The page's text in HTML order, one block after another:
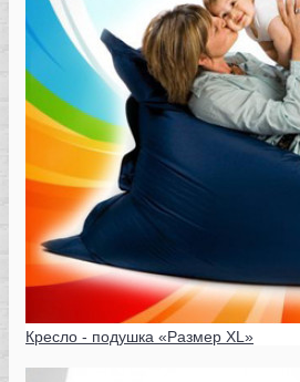
Кресло - подушка «Размер XL»